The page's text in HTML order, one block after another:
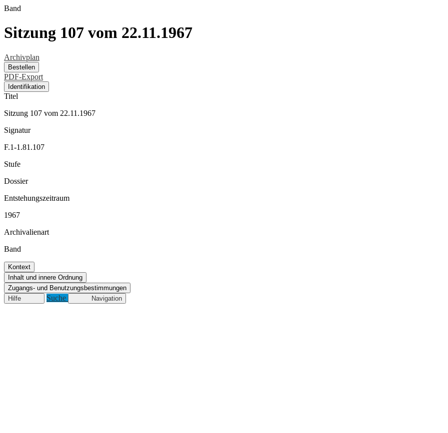
Band
Sitzung 107 vom 22.11.1967
Archivplan
Bestellen
PDF-Export
Identifikation
Titel
Sitzung 107 vom 22.11.1967
Signatur
F.1-1.81.107
Stufe
Dossier
Entstehungszeitraum
1967
Archivalienart
Band
Kontext
Inhalt und innere Ordnung
Zugangs- und Benutzungsbestimmungen
Hilfe
Suche Navigation